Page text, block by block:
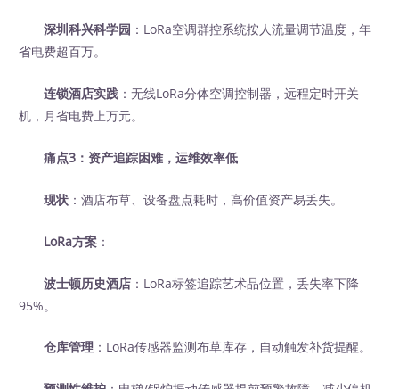
深圳科兴科学园 ：LoRa空调群控系统按人流量调节温度，年
省电费超百万。
连锁酒店实践 ：无线LoRa分体空调控制器，远程定时开关
机，月省电费上万元。
痛点3：资产追踪困难，运维效率低
现状 ：酒店布草、设备盘点耗时，高价值资产易丢失。
LoRa方案 ：
波士顿历史酒店 ：LoRa标签追踪艺术品位置，丢失率下降
95%。
仓库管理 ：LoRa传感器监测布草库存，自动触发补货提醒。